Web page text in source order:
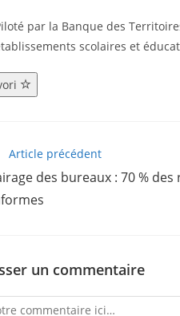
par la Banque des
scolaires et
Article précédent
des bureaux : 70 %
un commentaire